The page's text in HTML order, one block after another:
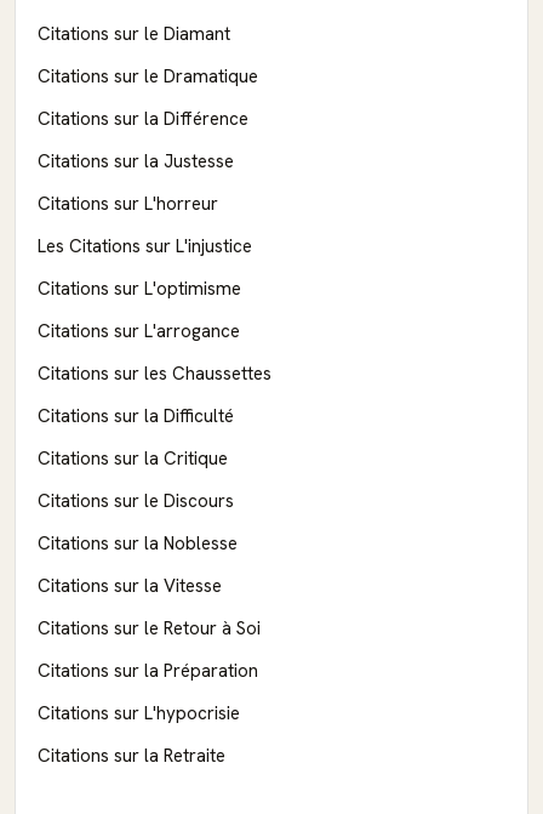
Citations sur le Diamant
Citations sur le Dramatique
Citations sur la Différence
Citations sur la Justesse
Citations sur L'horreur
Les Citations sur L'injustice
Citations sur L'optimisme
Citations sur L'arrogance
Citations sur les Chaussettes
Citations sur la Difficulté
Citations sur la Critique
Citations sur le Discours
Citations sur la Noblesse
Citations sur la Vitesse
Citations sur le Retour à Soi
Citations sur la Préparation
Citations sur L'hypocrisie
Citations sur la Retraite